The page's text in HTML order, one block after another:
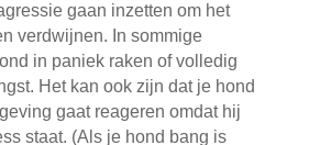
gaan inzetten om het
verdwijnen. In sommige
in paniek raken of volledig
Het kan ook zijn dat je hond
gaat reageren omdat hij
staat. (Als je hond bang is